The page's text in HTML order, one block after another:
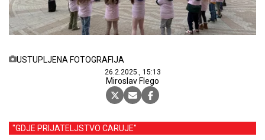
USTUPLJENA FOTOGRAFIJA
26.2.2025., 15:13
Miroslav Flego
"GDJE PRIJATELJSTVO CARUJE"